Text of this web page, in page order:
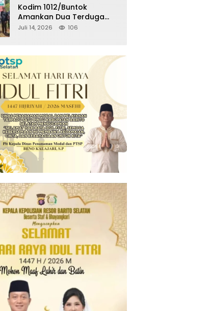
APBD 2025
Kodim 1012/Buntok
Amankan Dua Terduga
Pencuri Aset Perusahaan
Disita
Juli 14, 2026 106